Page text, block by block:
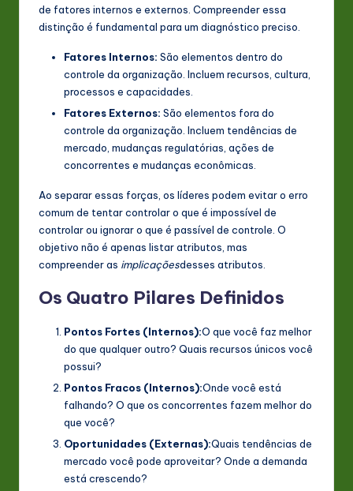
ti
o
de fatores internos e externos. Compreender essa
distinção é fundamental para um diagnóstico preciso.
Fatores Internos: São elementos dentro do
controle da organização. Incluem recursos, cultura,
processos e capacidades.
Fatores Externos: São elementos fora do
controle da organização. Incluem tendências de
mercado, mudanças regulatórias, ações de
concorrentes e mudanças econômicas.
Ao separar essas forças, os líderes podem evitar o erro
comum de tentar controlar o que é impossível de
controlar ou ignorar o que é passível de controle. O
objetivo não é apenas listar atributos, mas
compreender as implicaçõesdesses atributos.
Os Quatro Pilares Definidos
Pontos Fortes (Internos):O que você faz melhor
do que qualquer outro? Quais recursos únicos você
possui?
Pontos Fracos (Internos):Onde você está
falhando? O que os concorrentes fazem melhor do
que você?
Oportunidades (Externas):Quais tendências de
mercado você pode aproveitar? Onde a demanda
está crescendo?